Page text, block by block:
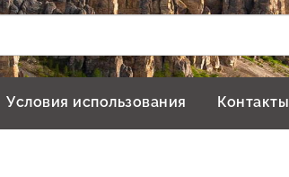
Условия использования Контакты